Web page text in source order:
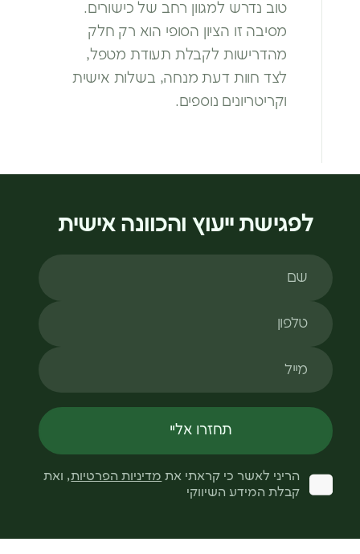
טוב נדרש למגוון רחב של כישורים.
מסיבה זו הציון הסופי הוא רק חלק
מהדרישות לקבלת תעודת מטפל,
לצד חוות דעתמנחה, בשלות אישית
וקריטריונים נוספים.
לפגישת ייעוץ והכוונה אישית
שם
טלפון
מייל
תחזרו אליי
הריני לאשר כי קראתי את מדיניות הפרטיות, ואת
קבלת המידע השיווקי